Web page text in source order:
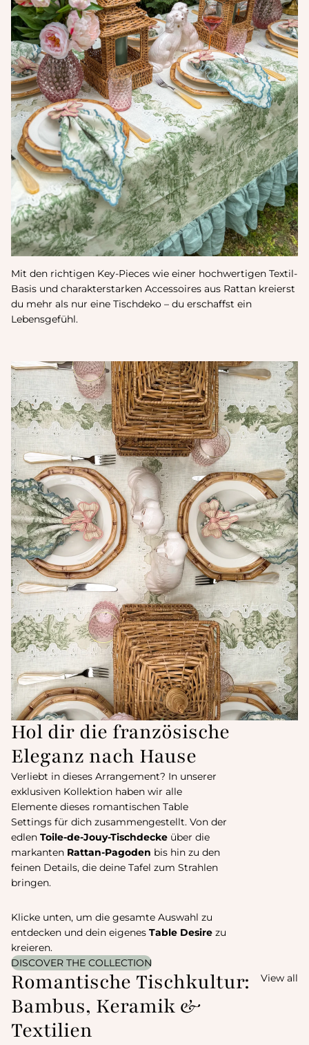
Mit den richtigen Key-Pieces wie einer hochwertigen Textil-
Basis und charakterstarken Accessoires aus Rattan kreierst
du mehr als nur eine Tischdeko – du erschaffst ein
Lebensgefühl.
Hol dir die französische
Eleganz nach Hause
Verliebt in dieses Arrangement? In unserer
exklusiven Kollektion haben wir alle
Elemente dieses romantischen Table
Settings für dich zusammengestellt. Von der
edlen Toile-de-Jouy-Tischdecke über die
markanten Rattan-Pagoden bis hin zu den
feinen Details, die deine Tafel zum Strahlen
bringen.
Klicke unten, um die gesamte Auswahl zu
entdecken und dein eigenes Table Desire zu
kreieren.
DISCOVER THE COLLECTION
Romantische Tischkultur:
Bambus, Keramik &
Textilien
View all